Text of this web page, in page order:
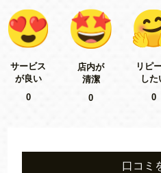
サービス
が良い
0
店内が
清潔
0
リピ
した
0
口コミ